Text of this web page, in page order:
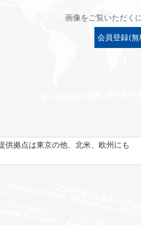
画像をご覧いただく
会員登録(
供拠点は東京の他、北米、欧州にも